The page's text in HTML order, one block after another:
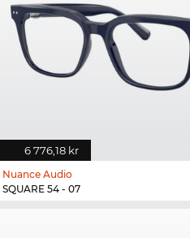
6 776,18 kr
Nuance Audio
SQUARE 54 - 07